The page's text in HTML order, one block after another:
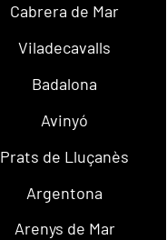
Cabrera de Mar
Viladecavalls
Badalona
Avinyó
Prats de Lluçanès
Argentona
Arenys de Mar